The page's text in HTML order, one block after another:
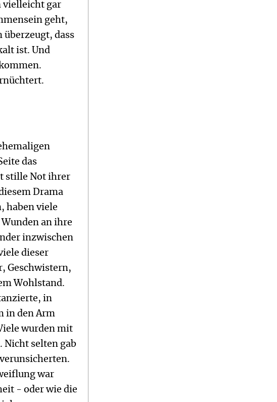
vielleicht gar
geht,
überzeugt, dass
ist. Und
das
stille Not ihrer
Drama
haben viele
an ihre
inzwischen
dieser
Geschwistern,
Wohlstand.
in
in den Arm
wurden mit
Nicht selten gab
war
- oder wie die